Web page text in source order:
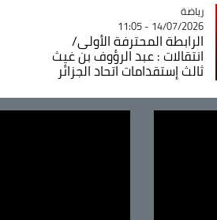
Catégorie
رياضة
14/07/2026 - 11:05
الرابطة المحترفة الأولى/
انتقالات : عبد الرؤوف بن غيث
ثالث إستقدامات اتحاد الجزائر